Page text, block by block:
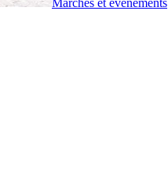
Marchés et événements